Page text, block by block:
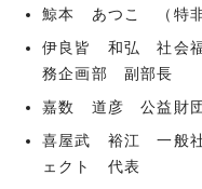
鯨本 あつこ （特
伊良皆 和弘 社会福
務企画部 副部長
嘉数 道彦 公益財団
喜屋武 裕江 一般社
ェクト 代表